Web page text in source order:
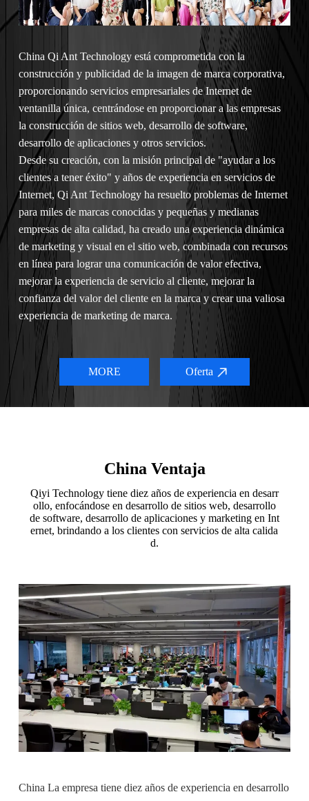
China Qi Ant Technology está comprometida con la
construcción y publicidad de la imagen de marca corporativa,
proporcionando servicios empresariales de Internet de
ventanilla única, centrándose en proporcionar a las empresas
la construcción de sitios web, desarrollo de software,
desarrollo de aplicaciones y otros servicios.
Desde su creación, con la misión principal de "ayudar a los
clientes a tener éxito" y años de experiencia en servicios de
Internet, Qi Ant Technology ha resuelto problemas de Internet
para miles de marcas conocidas y pequeñas y medianas
empresas de alta calidad, ha creado una experiencia dinámica
de marketing y visual en el sitio web, combinada con recursos
en línea para lograr una comunicación de valor efectiva,
mejorar la experiencia de servicio al cliente, mejorar la
confianza del valor del cliente en la marca y crear una valiosa
experiencia de marketing de marca.
Las empresas que se adhieren a los valores de
profesionalismo, innovación, integridad y emprendimiento, se
adhieren al concepto de primer servicio centrado en el cliente,
en el servicio continuamos combinando el pensamiento de
Internet, las nuevas tecnologías con la situación real de los
MORE Oferta
China Ventaja
Qiyi Technology tiene diez años de experiencia en desarr
ollo, enfocándose en desarrollo de sitios web, desarrollo
de software, desarrollo de aplicaciones y marketing en Int
ernet, brindando a los clientes con servicios de alta calida
d.
China La empresa tiene diez años de experiencia en desarrollo